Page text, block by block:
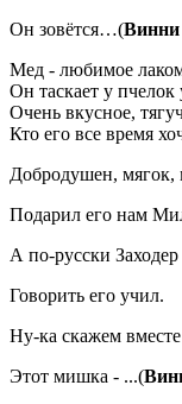
Он зовётся…(
Мед - любимое
Он таскает у пчелок
Очень вкусное,
Кто его все время
Добродушен, мягок,
Подарил его нам
А по-русски Заходер
Говорить его учил.
Ну-ка скажем
Этот мишка - ...(